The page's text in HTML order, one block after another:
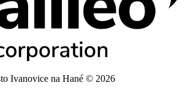
Ivanovice na Hané © 2026